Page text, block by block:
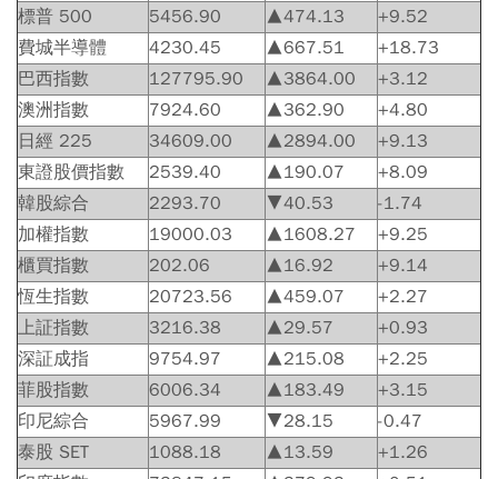
標普 500 5456.90 ▲474.13
+9.52
費城半導體
4230.45 ▲667.51
+18.73
巴西指數
127795.90 ▲3864.00
+3.12
澳洲指數
7924.60 ▲362.90
+4.80
日經 225
34609.00 ▲2894.00
+9.13
東證股價指數
2539.40 ▲190.07
+8.09
韓股綜合
2293.70 ▼40.53
-1.74
加權指數
19000.03 ▲1608.27
+9.25
櫃買指數
202.06 ▲16.92
+9.14
恆生指數
20723.56 ▲459.07
+2.27
上証指數
3216.38 ▲29.57
+0.93
深証成指
9754.97 ▲215.08
+2.25
菲股指數
6006.34 ▲183.49
+3.15
印尼綜合
5967.99 ▼28.15
-0.47
泰股 SET
1088.18 ▲13.59
+1.26